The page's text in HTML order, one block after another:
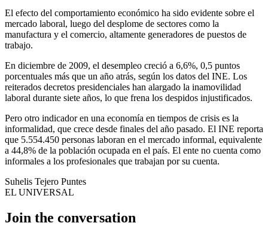
El efecto del comportamiento económico ha sido evidente sobre el
mercado laboral, luego del desplome de sectores como la
manufactura y el comercio, altamente generadores de puestos de
trabajo.
En diciembre de 2009, el desempleo creció a 6,6%, 0,5 puntos
porcentuales más que un año atrás, según los datos del INE. Los
reiterados decretos presidenciales han alargado la inamovilidad
laboral durante siete años, lo que frena los despidos injustificados.
Pero otro indicador en una economía en tiempos de crisis es la
informalidad, que crece desde finales del año pasado. El INE reporta
que 5.554.450 personas laboran en el mercado informal, equivalente
a 44,8% de la población ocupada en el país. El ente no cuenta como
informales a los profesionales que trabajan por su cuenta.
Suhelis Tejero Puntes
EL UNIVERSAL
Join the conversation